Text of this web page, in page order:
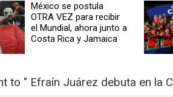
México se postula
OTRA VEZ para recibir
el Mundial, ahora junto a
Costa Rica y Jamaica
to " Efraín Juárez debuta en la